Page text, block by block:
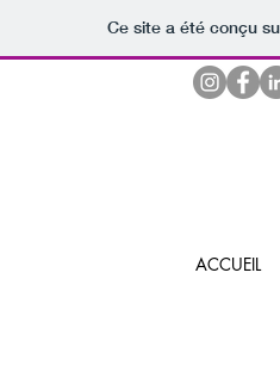
Ce site a été conçu
ACCUEIL